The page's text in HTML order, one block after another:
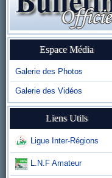
Espace Média
Galerie des Photos
Galerie des Vidéos
Liens Utils
Ligue Inter-Régions
L.N.F Amateur